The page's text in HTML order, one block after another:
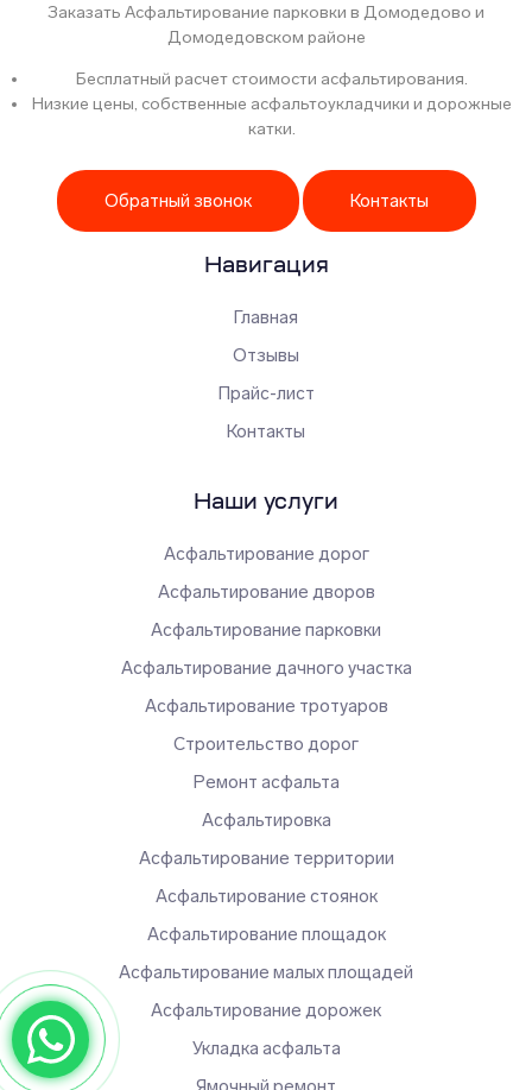
Заказать Асфальтирование парковки в Домодедово и
Домодедовском районе
Бесплатный расчет стоимости асфальтирования.
Низкие цены, собственные асфальтоукладчики и дорожные
катки.
Обратный звонок Контакты
Навигация
Главная
Отзывы
Прайс-лист
Контакты
Наши услуги
Асфальтирование дорог
Асфальтирование дворов
Асфальтирование парковки
Асфальтирование дачного участка
Асфальтирование тротуаров
Строительство дорог
Ремонт асфальта
Асфальтировка
Асфальтирование территории
Асфальтирование стоянок
Асфальтирование площадок
Асфальтирование малых площадей
Асфальтирование дорожек
Укладка асфальта